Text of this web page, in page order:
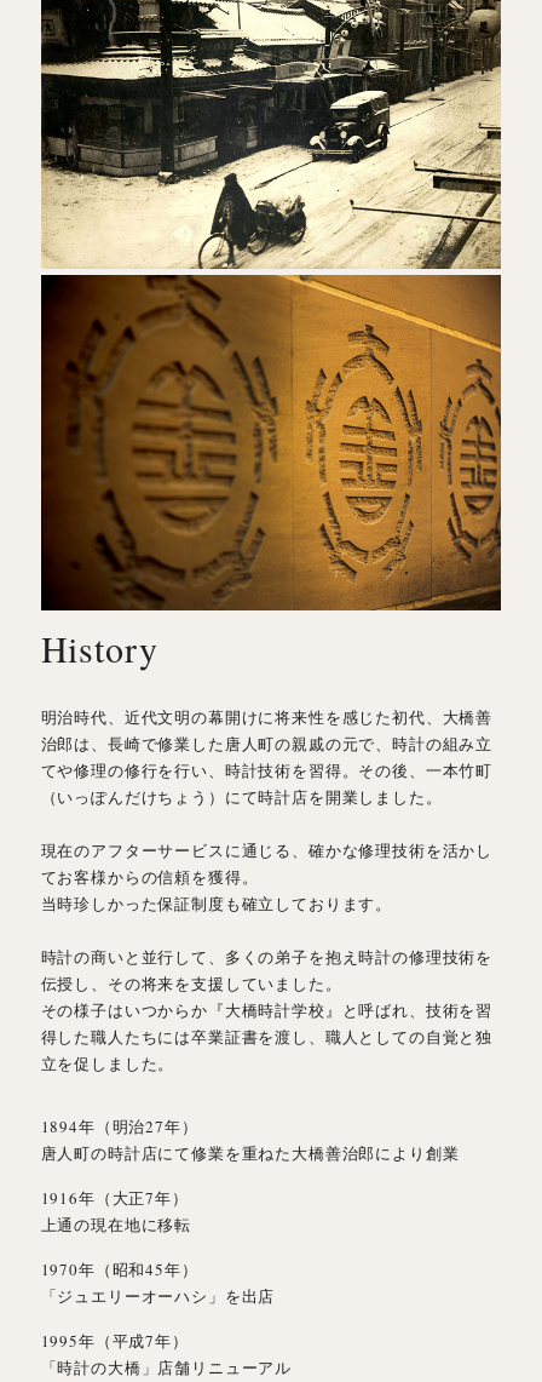
History
明治時代、近代文明の幕開けに将来性を感じた初代、大橋善
治郎は、長崎で修業した唐人町の親戚の元で、時計の組み立
てや修理の修行を行い、時計技術を習得。その後、一本竹町
（いっぽんだけちょう）にて時計店を開業しました。
現在のアフターサービスに通じる、確かな修理技術を活かし
てお客様からの信頼を獲得。
当時珍しかった保証制度も確立しております。
時計の商いと並行して、多くの弟子を抱え時計の修理技術を
伝授し、その将来を支援していました。
その様子はいつからか『大橋時計学校』と呼ばれ、技術を習
得した職人たちには卒業証書を渡し、職人としての自覚と独
立を促しました。
1894年（明治27年）
唐人町の時計店にて修業を重ねた大橋善治郎により創業
1916年（大正7年）
上通の現在地に移転
1970年（昭和45年）
「ジュエリーオーハシ」を出店
1995年（平成7年）
「時計の大橋」店舗リニューアル